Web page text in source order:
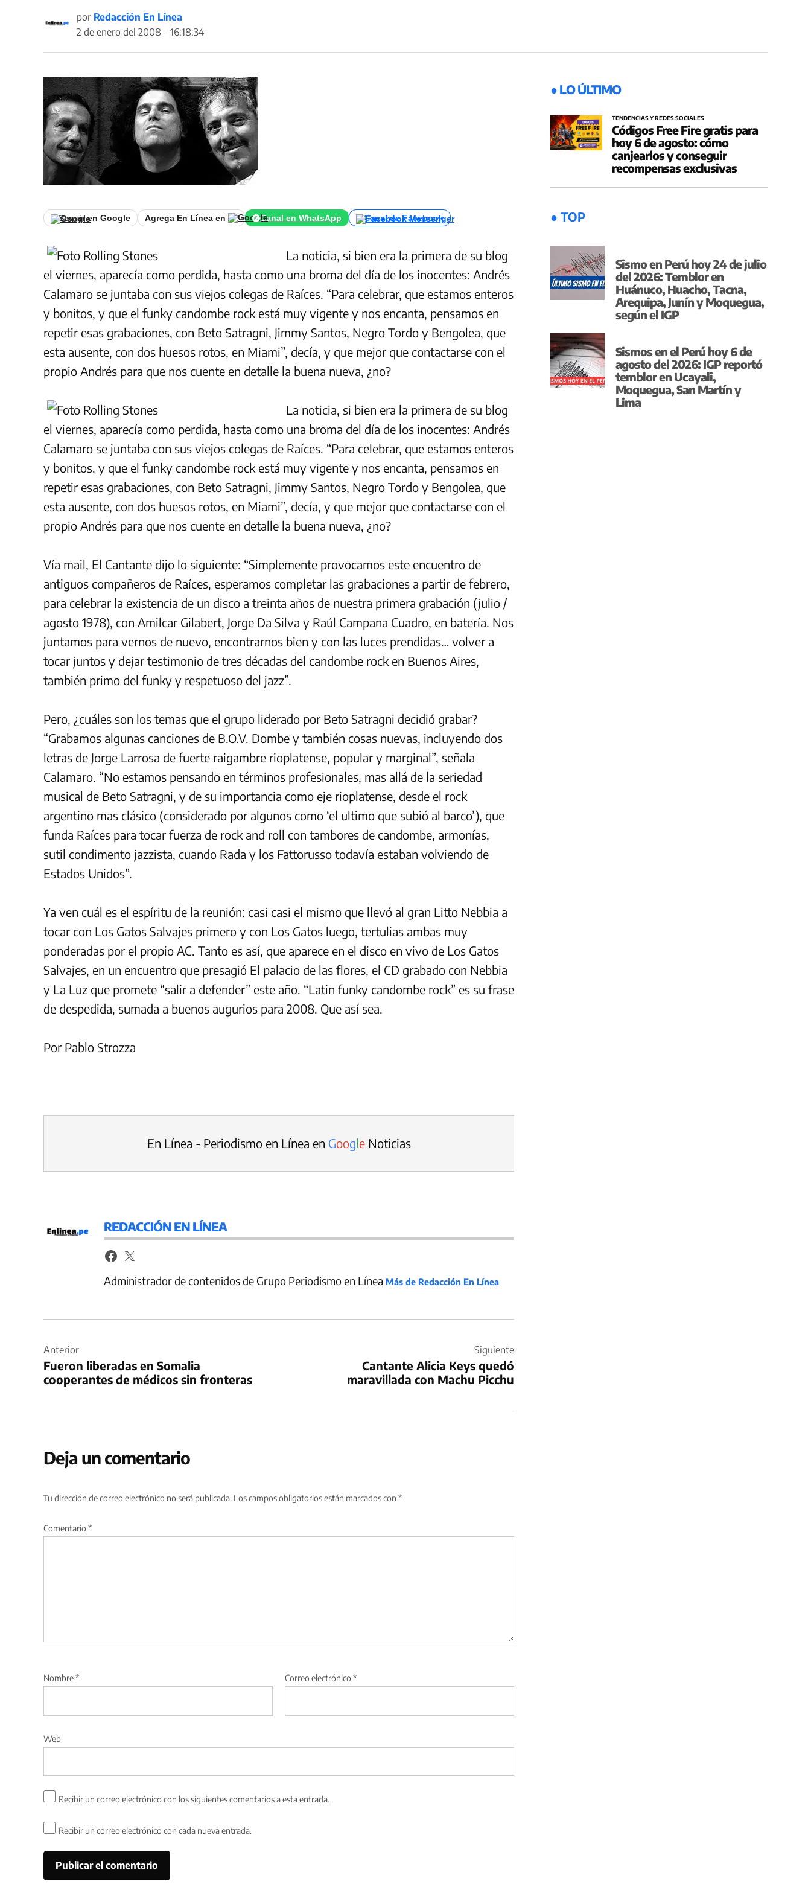
por Redacción En Línea
2 de enero del 2008 - 16:18:34
Seguir en Google Agrega En Línea en Canal en WhatsApp Canal de Facebook
La noticia, si bien era la primera de su blog
el viernes, aparecía como perdida, hasta como una broma del día de los inocentes: Andrés
Calamaro se juntaba con sus viejos colegas de Raíces. “Para celebrar, que estamos enteros
y bonitos, y que el funky candombe rock está muy vigente y nos encanta, pensamos en
repetir esas grabaciones, con Beto Satragni, Jimmy Santos, Negro Tordo y Bengolea, que
esta ausente, con dos huesos rotos, en Miami”, decía, y que mejor que contactarse con el
propio Andrés para que nos cuente en detalle la buena nueva, ¿no?
La noticia, si bien era la primera de su blog
el viernes, aparecía como perdida, hasta como una broma del día de los inocentes: Andrés
Calamaro se juntaba con sus viejos colegas de Raíces. “Para celebrar, que estamos enteros
y bonitos, y que el funky candombe rock está muy vigente y nos encanta, pensamos en
repetir esas grabaciones, con Beto Satragni, Jimmy Santos, Negro Tordo y Bengolea, que
esta ausente, con dos huesos rotos, en Miami”, decía, y que mejor que contactarse con el
propio Andrés para que nos cuente en detalle la buena nueva, ¿no?
Vía mail, El Cantante dijo lo siguiente: “Simplemente provocamos este encuentro de
antiguos compañeros de Raíces, esperamos completar las grabaciones a partir de febrero,
para celebrar la existencia de un disco a treinta años de nuestra primera grabación (julio /
agosto 1978), con Amilcar Gilabert, Jorge Da Silva y Raúl Campana Cuadro, en batería. Nos
juntamos para vernos de nuevo, encontrarnos bien y con las luces prendidas… volver a
tocar juntos y dejar testimonio de tres décadas del candombe rock en Buenos Aires,
también primo del funky y respetuoso del jazz”.
Pero, ¿cuáles son los temas que el grupo liderado por Beto Satragni decidió grabar?
“Grabamos algunas canciones de B.O.V. Dombe y también cosas nuevas, incluyendo dos
letras de Jorge Larrosa de fuerte raigambre rioplatense, popular y marginal”, señala
Calamaro. “No estamos pensando en términos profesionales, mas allá de la seriedad
musical de Beto Satragni, y de su importancia como eje rioplatense, desde el rock
argentino mas clásico (considerado por algunos como ‘el ultimo que subió al barco’), que
funda Raíces para tocar fuerza de rock and roll con tambores de candombe, armonías,
sutil condimento jazzista, cuando Rada y los Fattorusso todavía estaban volviendo de
Estados Unidos”.
Ya ven cuál es el espíritu de la reunión: casi casi el mismo que llevó al gran Litto Nebbia a
tocar con Los Gatos Salvajes primero y con Los Gatos luego, tertulias ambas muy
ponderadas por el propio AC. Tanto es así, que aparece en el disco en vivo de Los Gatos
Salvajes, en un encuentro que presagió El palacio de las flores, el CD grabado con Nebbia
y La Luz que promete “salir a defender” este año. “Latin funky candombe rock” es su frase
de despedida, sumada a buenos augurios para 2008. Que así sea.
Por Pablo Strozza
En Línea - Periodismo en Línea en GoogleNoticias
REDACCIÓN EN LÍNEA
Administrador de contenidos de Grupo Periodismo en Línea Más de Redacción En Línea
de
entradas
Anterior
Fueron liberadas en Somalia
cooperantes de médicos sin fronteras
Siguiente
Cantante Alicia Keys quedó
maravillada con Machu Picchu
Deja un comentario
Tu dirección de correo electrónico no será publicada. Los campos obligatorios están marcados con *
Comentario *
Nombre* Correo electrónico *
Web
Recibir un correo electrónico con los siguientes comentarios a esta entrada.
Recibir un correo electrónico con cada nueva entrada.
● LO ÚLTIMO
TENDENCIAS Y REDES SOCIALES
Códigos Free Fire gratis para
hoy 6 de agosto: cómo
canjearlos y conseguir
recompensas exclusivas
● TOP
Sismo en Perú hoy 24 de julio
del 2026: Temblor en
Huánuco, Huacho, Tacna,
Arequipa, Junín y Moquegua,
según el IGP
Sismos en el Perú hoy 6 de
agosto del 2026: IGP reportó
temblor en Ucayali,
Moquegua, San Martín y
Lima